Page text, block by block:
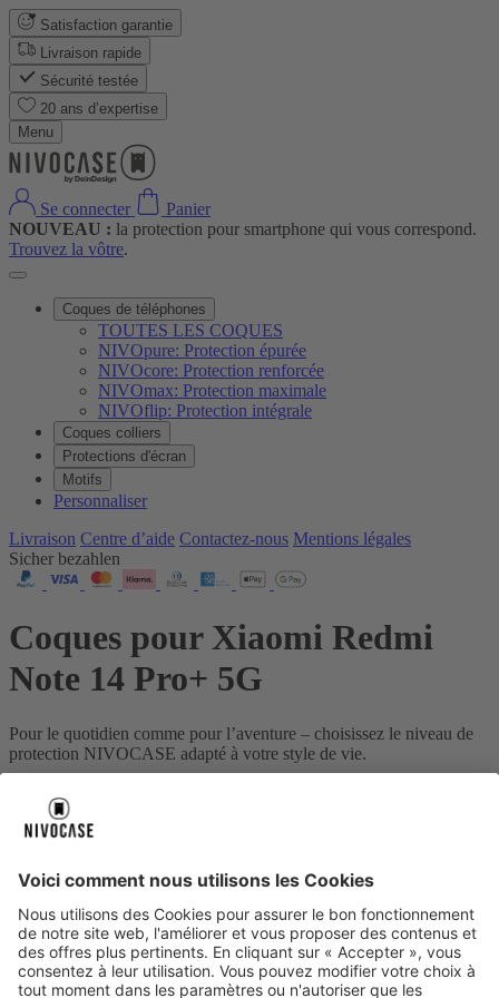
Satisfaction garantie
Livraison rapide
Sécurité testée
20 ans d’expertise
Menu
Se connecter
Panier
NOUVEAU : la protection pour smartphone qui vous correspond.
Trouvez la vôtre.
Coques de téléphones
TOUTES LES COQUES
NIVOpure: Protection épurée
NIVOcore: Protection renforcée
NIVOmax: Protection maximale
NIVOflip: Protection intégrale
Coques colliers
Protections d'écran
Motifs
Personnaliser
Livraison Centre d’aide Contactez‑nous Mentions légales
Sicher bezahlen
Coques pour Xiaomi Redmi
Note 14 Pro+ 5G
Pour le quotidien comme pour l’aventure – choisissez le niveau de
protection NIVOCASE adapté à votre style de vie.
Xiaomi Redmi Note 14 Pro+ 5G
Notre histoire NIVOCASE Laboratoire de test Contactez-nous
Paiement sécurisé
Paiement sécurisé
Centre d’aide Centre d’aide